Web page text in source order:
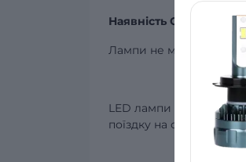
Наявність CAN:
Лампи не мають
LED лампи серії ME-03
поїздку на справжню